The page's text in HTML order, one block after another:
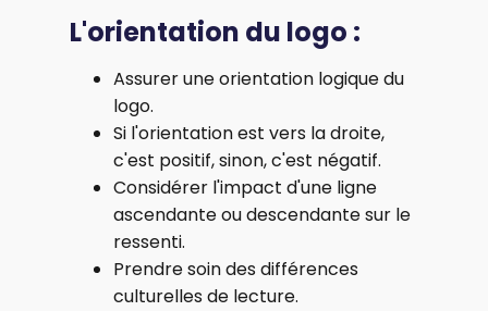
L'orientation du logo :
Assurer une orientation logique du
logo.
Si l'orientation est vers la droite,
c'est positif, sinon, c'est négatif.
Considérer l'impact d'une ligne
ascendante ou descendante sur le
ressenti.
Prendre soin des différences
culturelles de lecture.